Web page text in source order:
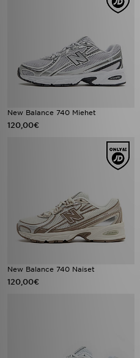
New Balance 740 Miehet
120,00€
New Balance 740 Naiset
120,00€